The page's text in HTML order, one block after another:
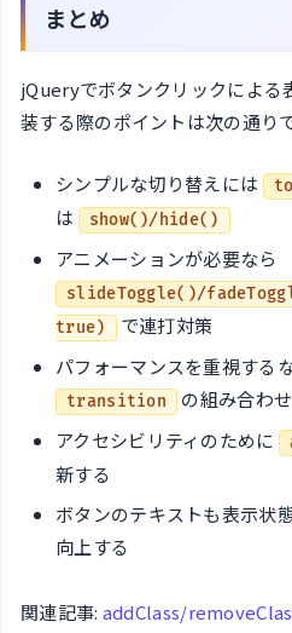
まとめ
jQueryでボタンクリックによる
装する際のポイントは次の通りで
シンプルな切り替えには
は
show()/hide()
アニメーションが必要なら
slideToggle()/
true)
で連打対策
パフォーマンスを重視する
transition
の組み合わせ
アクセシビリティのために
新する
ボタンのテキストも表示状
向上する
関連記事: addClass/